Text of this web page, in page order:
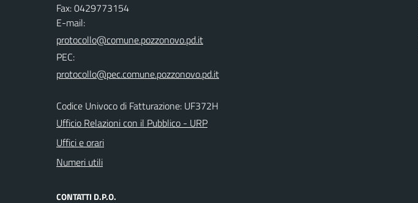
Fax: 0429773154
E-mail:
PEC:
Codice Univoco di Fatturazione: UF372H
Ufficio Relazioni con il Pubblico - URP
Uffici e orari
Numeri utili
CONTATTI D.P.O.